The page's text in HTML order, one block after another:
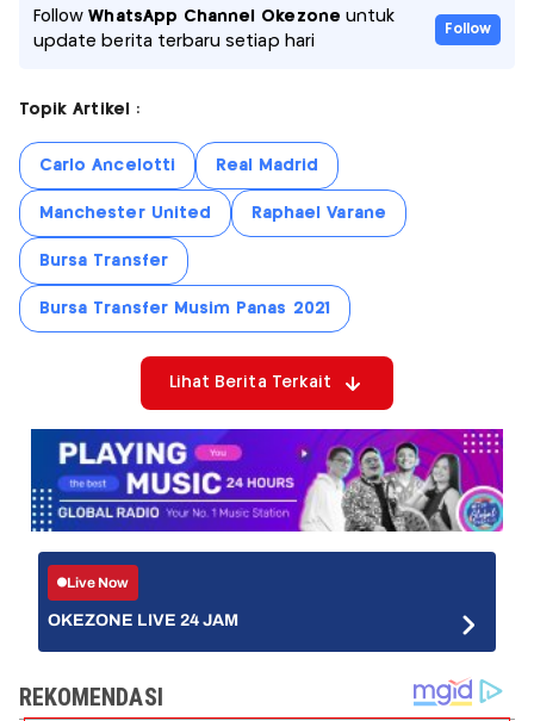
FollowWhatsApp Channel Okezone untuk
update berita terbaru setiap hari
Follow
Topik Artikel :
Carlo Ancelotti Real Madrid
Manchester United Raphael Varane
Bursa Transfer
Bursa Transfer Musim Panas 2021
Lihat Berita Terkait
Live Now
OKEZONE LIVE 24 JAM